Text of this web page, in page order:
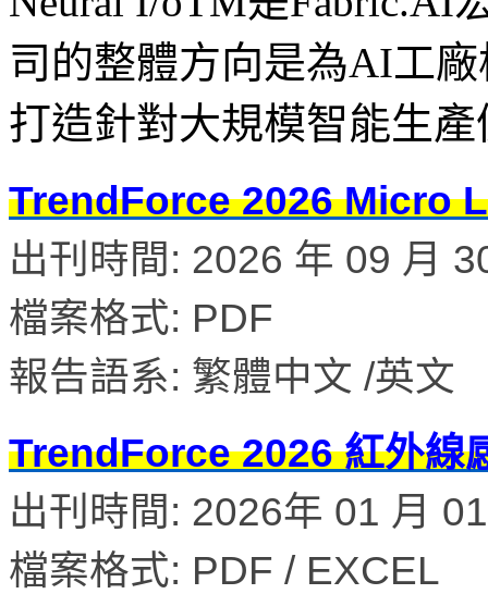
司的整體方向是為AI工
打造針對大規模智能生
TrendForce 2026 Micro
出刊時間: 2026 年 09 月
檔案格式: PDF
報告語系: 繁體中文 /英文
TrendForce 2026 紅外線
出刊時間: 2026年 01 月
檔案格式: PDF / EXCEL